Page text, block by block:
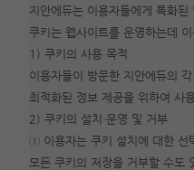
지안에듀는 이용자들에게 특화
쿠키는 웹사이트를 운영하는데
1) 쿠키의 사용 목적
이용자들이 방문한 지안에듀의
최적화된 정보 제공을 위하여 사
2) 쿠키의 설치·운영 및 거부
① 이용자는 쿠키 설치에 대한 선
모든 쿠키의 저장을 거부할 수도